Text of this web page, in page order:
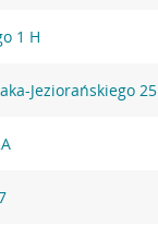
1 H
Jeziorańskiego 25